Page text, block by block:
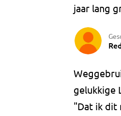
jaar lang
gelukkige
"Dat ik dit